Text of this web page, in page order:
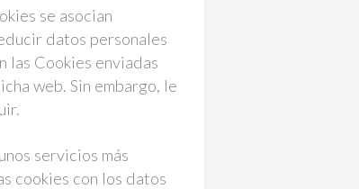
se asocian
datos personales
las Cookies enviadas
web. Sin embargo, le
servicios más
cookies con los datos